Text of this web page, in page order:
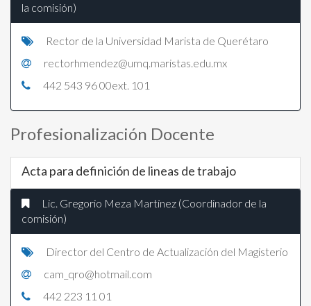
la comisión)
Rector de la Universidad Marista de Querétaro
rectorhmendez@umq.maristas.edu.mx
442 543 96 00ext. 101
Profesionalización Docente
Acta para definición de lineas de trabajo
Lic. Gregorio Meza Martínez (Coordinador de la
comisión)
Director del Centro de Actualización del Magisterio
cam_qro@hotmail.com
442 223 11 01